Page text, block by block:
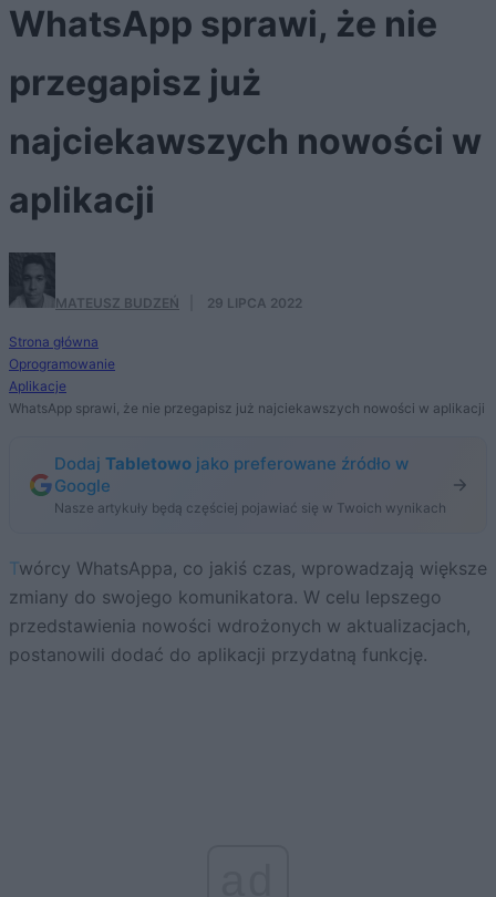
WhatsApp sprawi, że nie
przegapisz już
najciekawszych nowości w
aplikacji
MATEUSZ BUDZEŃ 29 LIPCA 2022
Strona główna
Oprogramowanie
Aplikacje
WhatsApp sprawi, że nie przegapisz już najciekawszych nowości w aplikacji
Dodaj Tabletowo jako preferowane źródło w
Google
Nasze artykuły będą częściej pojawiać się w Twoich wynikach
Twórcy WhatsAppa, co jakiś czas, wprowadzają większe
zmiany do swojego komunikatora. W celu lepszego
przedstawienia nowości wdrożonych w aktualizacjach,
postanowili dodać do aplikacji przydatną funkcję.